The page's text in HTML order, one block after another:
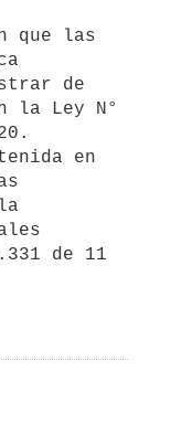
de
la Ley N°
de 11